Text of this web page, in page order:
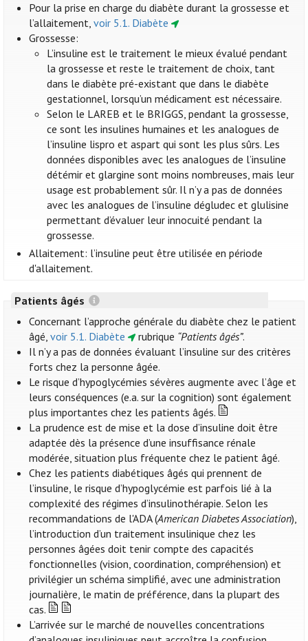
Pour la prise en charge du diabète durant la grossesse et
l’allaitement,voir 5.1. Diabète
Grossesse:
L’insuline est le traitement le mieux évalué pendant
la grossesse et reste le traitement de choix, tant
dans le diabète pré-existant que dans le diabète
gestationnel, lorsqu’un médicament est nécessaire.
Selon le LAREB et le BRIGGS, pendant la grossesse,
ce sont les insulines humaines et les analogues de
l’insuline lispro et aspart qui sont les plus sûrs. Les
données disponibles avec les analogues de l’insuline
détémir et glargine sont moins nombreuses, mais leur
usage est probablement sûr. Il n’y a pas de données
avec les analogues de l’insuline dégludec et glulisine
permettant d’évaluer leur innocuité pendant la
grossesse.
Allaitement: l’insuline peut être utilisée en période
d'allaitement.
Patients âgés
Concernant l’approche générale du diabète chez le patient
âgé,voir 5.1. Diabète rubrique “Patients âgés”.
Il n’y a pas de données évaluant l’insuline sur des critères
forts chez la personne âgée.
Le risque d’hypoglycémies sévères augmente avec l’âge et
leurs conséquences (e.a. sur la cognition) sont également
plus importantes chez les patients âgés.
La prudence est de mise et la dose d’insuline doit être
adaptée dès la présence d’une insuffisance rénale
modérée, situation plus fréquente chez le patient âgé.
Chez les patients diabétiques âgés qui prennent de
l’insuline, le risque d’hypoglycémie est parfois lié à la
complexité des régimes d’insulinothérapie. Selon les
recommandations de l'ADA (American Diabetes Association),
l’introduction d’un traitement insulinique chez les
personnes âgées doit tenir compte des capacités
fonctionnelles (vision, coordination, compréhension) et
privilégier un schéma simplifié, avec une administration
journalière, le matin de préférence, dans la plupart des
cas.
L’arrivée sur le marché de nouvelles concentrations